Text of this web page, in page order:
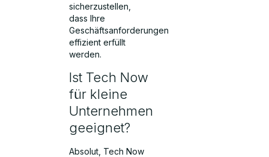
sicherzustellen,
dass Ihre
Geschäftsanforderungen
effizient erfüllt
werden.
Ist Tech Now
für kleine
Unternehmen
geeignet?
Absolut, Tech Now